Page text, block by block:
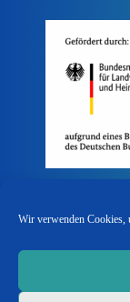
Wir verwenden Cookies,